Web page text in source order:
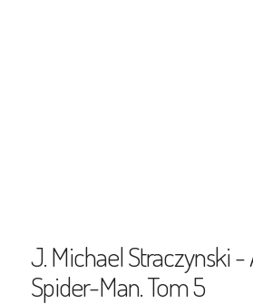
J. Michael Straczynski
Spider-Man. Tom 5